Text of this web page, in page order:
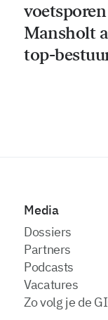
Mansholt
top-
Media
dossiers
partners
podcasts
vacatures
zo volg je de